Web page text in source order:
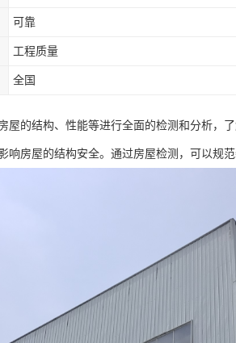
可靠
工程质量
全国
屋的结构、性能等进行全面的检测和分析，
响房屋的结构安全。通过房屋检测，可以规